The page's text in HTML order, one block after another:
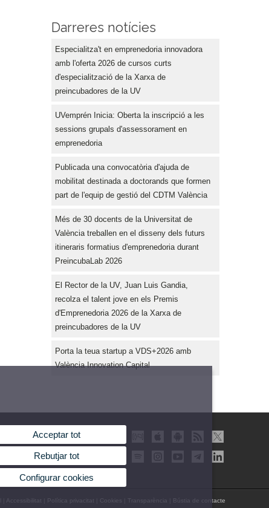
Darreres notícies
Especialitza't en emprenedoria innovadora
amb l'oferta 2026 de cursos curts
d'especialització de la Xarxa de
preincubadores de la UV
UVemprén Inicia: Oberta la inscripció a les
sessions grupals d'assessorament en
emprenedoria
Publicada una convocatòria d'ajuda de
mobilitat destinada a doctorands que formen
part de l'equip de gestió del CDTM València
Més de 30 docents de la Universitat de
València treballen en el disseny dels futurs
itineraris formatius d'emprenedoria durant
PreincubaLab 2026
El Rector de la UV, Juan Luis Gandia,
recolza el talent jove en els Premis
d'Emprenedoria 2026 de la Xarxa de
preincubadores de la UV
Porta la teua startup a VDS+2026 amb
València Innovation Capital
Accessibilitat Política privacitat Cookies Transparència Bústia de contacte
Acceptar tot
Rebutjar tot
Configurar cookies